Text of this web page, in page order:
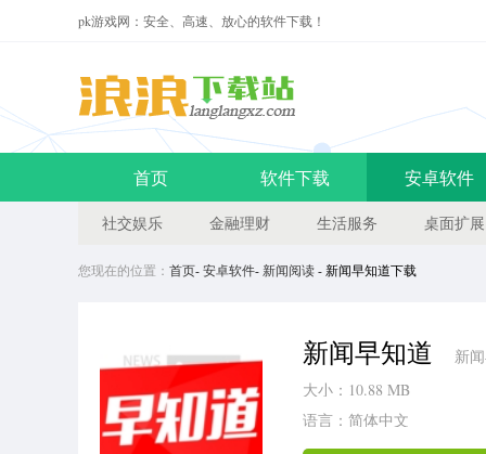
pk游戏网：安全、高速、放心的软件下载！
首页 软件下载 安卓软件
社交娱乐 金融理财 生活服务 桌面扩展
您现在的位置： 首页-安卓软件- 新闻阅读- 新闻早知道下载
新闻早知道
新
大小：10.88 MB
语言：简体中文